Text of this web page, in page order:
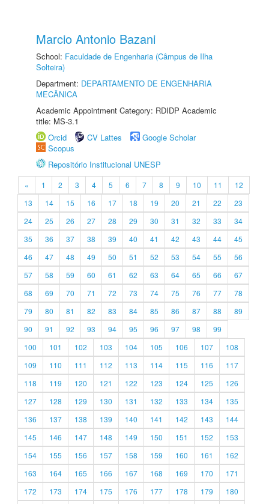
Marcio Antonio Bazani
School: Faculdade de Engenharia (Câmpus de Ilha
Solteira)
Department: DEPARTAMENTO DE ENGENHARIA
MECÂNICA
Academic Appointment Category: RDIDP Academic
title: MS-3.1
Orcid
CV Lattes
Google Scholar
Scopus
Repositório Institucional UNESP
« 1 2 3 4 5 6 7 8 9 10 11
12
13
14 15 16 17 18 19 20 21 22
23
24
25 26 27 28 29 30 31 32 33
34
35
36 37 38 39 40 41 42 43 44
45
46
47 48 49 50 51 52 53 54 55
56
57
58 59 60 61 62 63 64 65 66
67
68
69 70 71 72 73 74 75 76 77
78
79
80 81 82 83 84 85 86 87 88
89
90
91 92 93 94 95 96 97 98
99
100
101 102 103 104 105 106 107
108
109
110 111 112 113 114 115 116
117
118
119 120 121 122 123 124 125
126
127
128 129 130 131 132 133 134
135
136
137 138 139 140 141 142 143
144
145
146 147 148 149 150 151 152
153
154
155 156 157 158 159 160 161
162
163
164 165 166 167 168 169 170
171
172
173 174 175 176 177 178 179
180